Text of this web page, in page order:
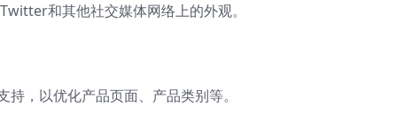
和其他社交媒体网络上的外观。
，以优化产品页面、产品类别等。